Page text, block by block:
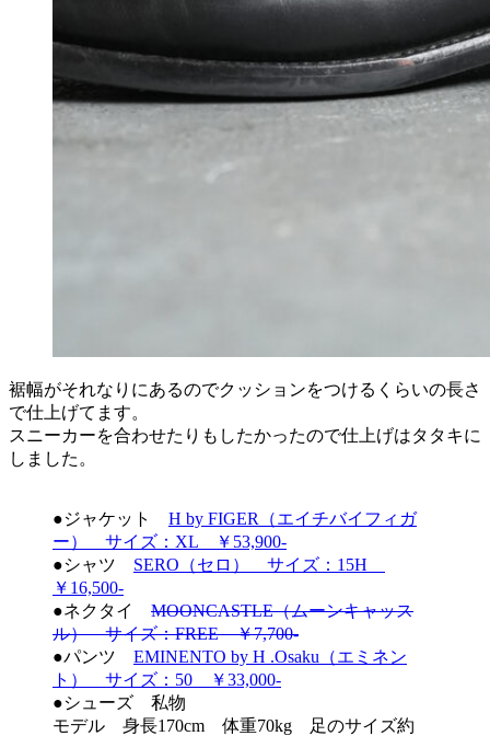
裾幅がそれなりにあるのでクッションをつけるくらいの長さ
で仕上げてます。
スニーカーを合わせたりもしたかったので仕上げはタタキに
しました。
●ジャケット H by FIGER（エイチバイフィガ
ー） サイズ：XL ￥53,900-
●シャツ SERO（セロ） サイズ：15H
￥16,500-
●ネクタイ MOONCASTLE（ムーンキャッス
ル） サイズ：FREE ￥7,700-
●パンツ EMINENTO by H .Osaku（エミネン
ト） サイズ：50 ￥33,000-
●シューズ 私物
モデル 身長170cm 体重70kg 足のサイズ約